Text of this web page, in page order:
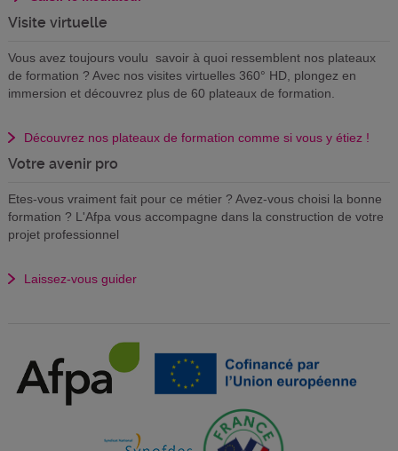
Visite virtuelle
Vous avez toujours voulu savoir à quoi ressemblent nos plateaux
de formation ? Avec nos visites virtuelles 360° HD, plongez en
immersion et découvrez plus de 60 plateaux de formation.
Découvrez nos plateaux de formation comme si vous y étiez !
Votre avenir pro
Etes-vous vraiment fait pour ce métier ? Avez-vous choisi la bonne
formation ? L'Afpa vous accompagne dans la construction de votre
projet professionnel
Laissez-vous guider